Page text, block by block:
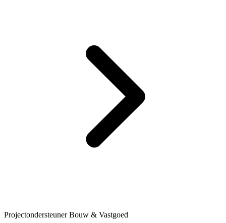
Projectondersteuner Bouw & Vastgoed